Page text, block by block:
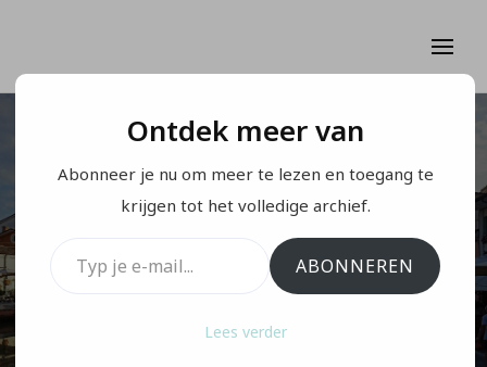
ROME
Dreigend weer en
dichte campings
Ontdek meer van
Abonneer je nu om meer te lezen en toegang te
krijgen tot het volledige archief.
Typ je e-mail...
ABONNEREN
Lees verder